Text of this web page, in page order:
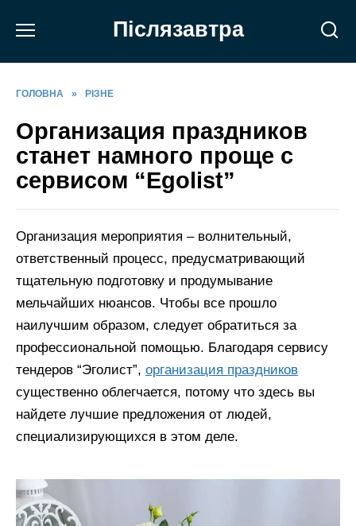
Післязавтра
ГОЛОВНА » РІЗНЕ
Организация праздников
станет намного проще с
сервисом “Egolist”
Организация мероприятия – волнительный,
ответственный процесс, предусматривающий
тщательную подготовку и продумывание
мельчайших нюансов. Чтобы все прошло
наилучшим образом, следует обратиться за
профессиональной помощью. Благодаря сервису
тендеров “Эголист”, организация праздников
существенно облегчается, потому что здесь вы
найдете лучшие предложения от людей,
специализирующихся в этом деле.